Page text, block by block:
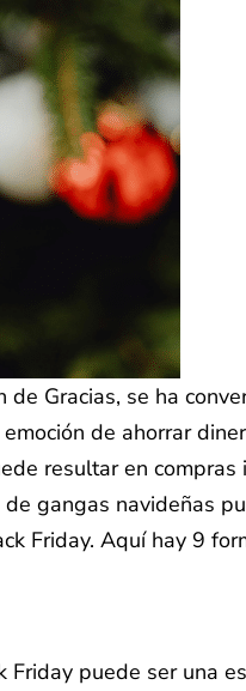
Gracias, se ha
de ahorrar
resultar en
gangas navideñas
Friday. Aquí hay 9
puede ser una